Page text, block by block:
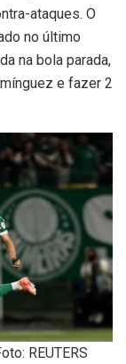
ataques. O
no último
na bola parada,
e fazer 2
REUTERS